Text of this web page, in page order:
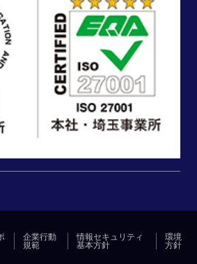
企業行動
規範
情報セキュリティ
基本方針
環境
方針